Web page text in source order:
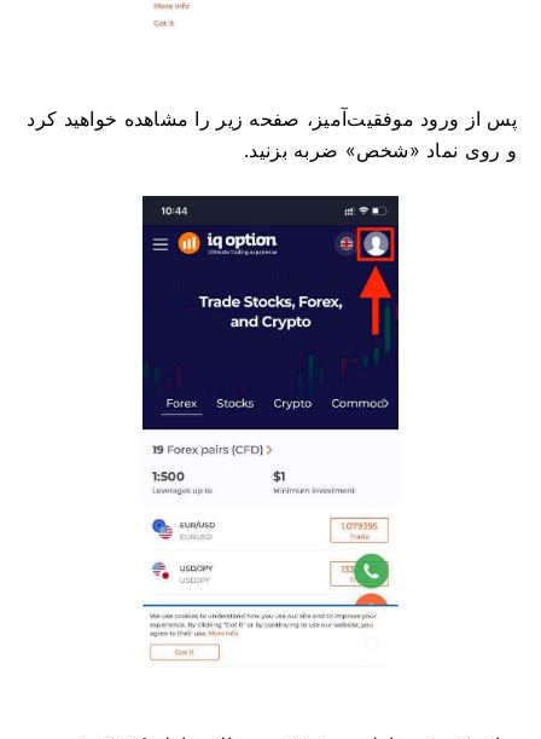
پس از ورود موفقیت‌آمیز، صفحه زیر را مشاهده خواهید کرد
و روی نماد «شخص» ضربه بزنید.